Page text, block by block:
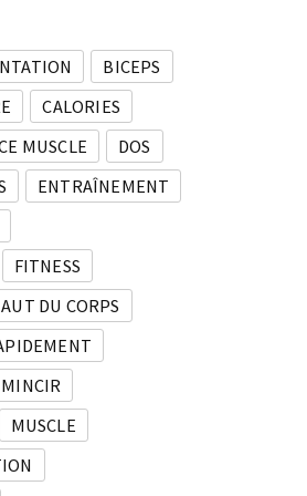
BICEPS
CALORIES
MUSCLE
DOS
ENTRAÎNEMENT
FITNESS
DU CORPS
MINCIR
MUSCLE